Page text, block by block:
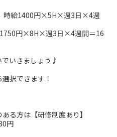
時給1400円×5H×週3日×4週
1750円×8H×週3日×4週間＝16
いきましょう♪
択できます！
る方は【研修制度あり】
円